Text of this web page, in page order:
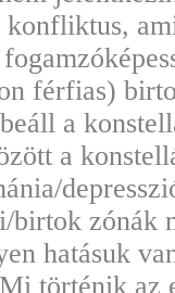
férfias)
a
a
birtok zónák
hatásuk
történik az